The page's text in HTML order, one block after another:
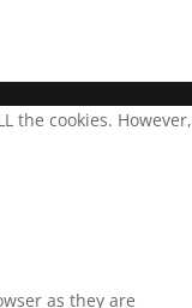
the cookies. However,
as they are